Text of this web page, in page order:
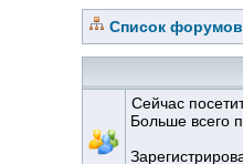
Список форумов
Сейчас
Больше всего